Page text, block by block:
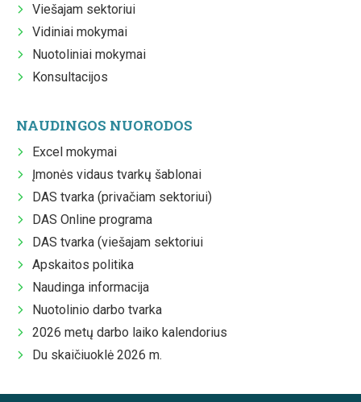
Viešajam sektoriui
Vidiniai mokymai
Nuotoliniai mokymai
Konsultacijos
NAUDINGOS NUORODOS
Excel mokymai
Įmonės vidaus tvarkų šablonai
DAS tvarka (privačiam sektoriui)
DAS Online programa
DAS tvarka (viešajam sektoriui
Apskaitos politika
Naudinga informacija
Nuotolinio darbo tvarka
2026 metų darbo laiko kalendorius
Du skaičiuoklė 2026 m.